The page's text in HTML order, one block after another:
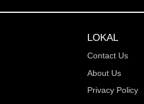
LOKAL
Contact Us
About Us
Privacy Policy